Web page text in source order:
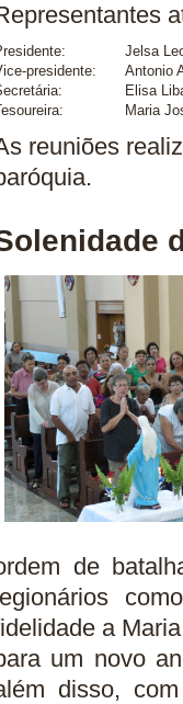
Jelsa
presidente:
Antonio
Elisa
Maria
reuniões
de
a
um novo
disso,